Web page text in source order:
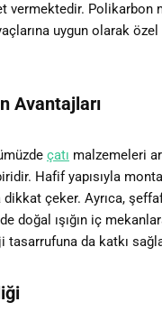
vermektedir. Polikarbon
uygun olarak
Avantajları
çatı malzemeleri
Hafif yapısıyla
dikkat çeker. Ayrıca,
doğal ışığın iç
tasarrufuna da katkı